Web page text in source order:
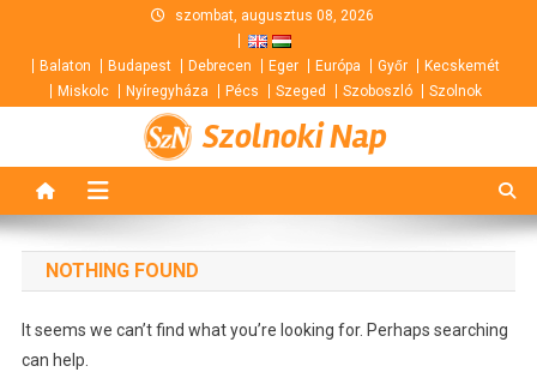
content
szombat, augusztus 08, 2026
Balaton Budapest Debrecen Eger Európa Győr
Kecskemét
Miskolc
Nyíregyháza Pécs Szeged Szoboszló Szolnok
Szolnoki Nap
NOTHING FOUND
It seems we can’t find what you’re looking for. Perhaps searching
can help.